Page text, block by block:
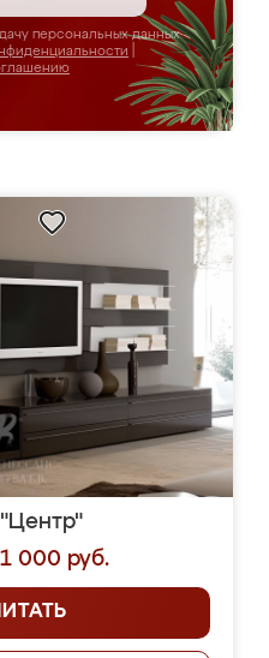
персональных данных
000 руб.